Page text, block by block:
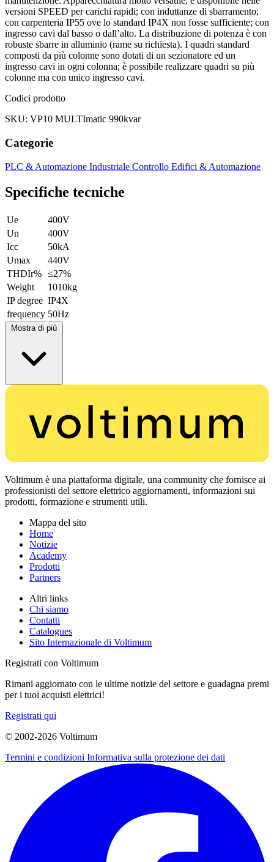
versioni SPEED per carichi rapidi; con induttanze di sbarramento;
con carpenteria IP55 ove lo standard IP4X non fosse sufficiente; con
ingresso cavi dal basso o dall’alto. La distribuzione di potenza è con
robuste sbarre in alluminio (rame su richiesta). I quadri standard
composti da più colonne sono dotati di un sezionatore ed un
ingresso cavi in ogni colonna; è possibile realizzare quadri su più
colonne ma con unico ingresso cavi.
Codici prodotto
SKU: VP10 MULTImatic 990kvar
Categorie
PLC & Automazione Industriale Controllo Edifici & Automazione
Specifiche tecniche
Ue
400V
Un
400V
Icc
50kA
Umax
440V
THDIr% ≤27%
Weight
1010kg
IP degree IP4X
frequency 50Hz
Mostra di più
Voltimum è una piattaforma digitale, una community che fornisce ai
professionisti del settore elettrico aggiornamenti, informazioni sui
prodotti, formazione e strumenti utili.
Mappa del sito
Home
Notizie
Academy
Prodotti
Partners
Altri links
Chi siamo
Contatti
Catalogues
Sito Internazionale di Voltimum
Registrati con Voltimum
Rimani aggiornato con le ultime notizie del settore e guadagna premi
per i tuoi acquisti elettrici!
Registrati qui
© 2002-2026 Voltimum
Termini e condizioni Informativa sulla protezione dei dati